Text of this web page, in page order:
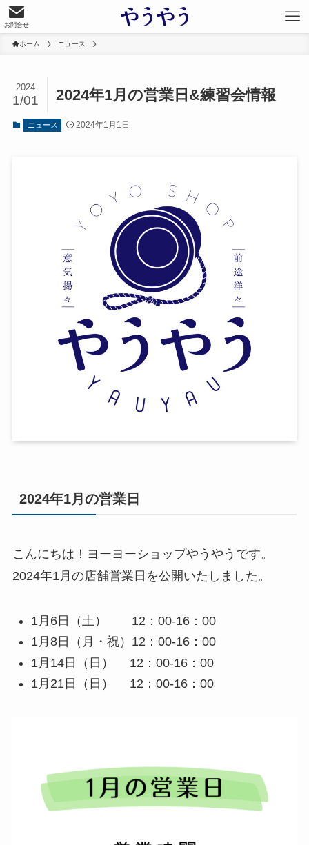
お問合せ
ホーム ニュース
2024年1月の営業日&練習会情報
2024
1/01
ニュース 2024年1月1日
2024年1月の営業日
こんにちは！ヨーヨーショップやうやうです。
2024年1月の店舗営業日を公開いたしました。
1月6日（土） 12：00-16：00
1月8日（月・祝）12：00-16：00
1月14日（日） 12：00-16：00
1月21日（日） 12：00-16：00